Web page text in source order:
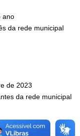
ano
da rede municipal
de 2023
da rede municipal